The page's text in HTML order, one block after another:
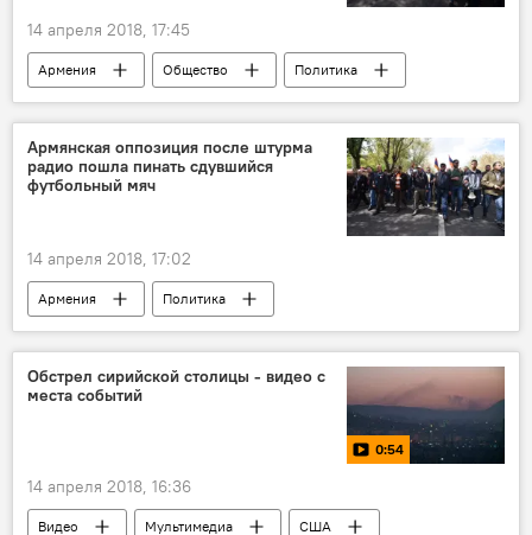
14 апреля 2018, 17:45
Армения Общество
Политика
автомобиль
коллапс
протесты
оппозиция
Армянская оппозиция после штурма
радио пошла пинать сдувшийся
футбольный мяч
14 апреля 2018, 17:02
Армения
Политика
Пашинян Никол
протесты
шествие
радио
акция протеста
оппозиция
ФФА
Обстрел сирийской столицы - видео с
места событий
0:54
14 апреля 2018, 16:36
Видео Мультимедиа
США